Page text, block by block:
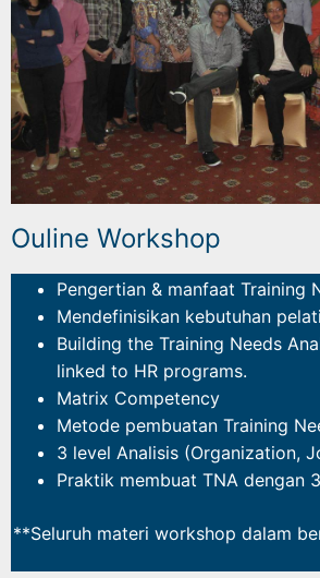
Ouline Workshop
Pengertian & manfaat Training
Mendefinisikan kebutuhan
Building the Training Needs
linked to HR programs.
Matrix Competency
Metode pembuatan Training
3 level Analisis (Organization,
Praktik membuat TNA dengan
**Seluruh materi workshop dalam